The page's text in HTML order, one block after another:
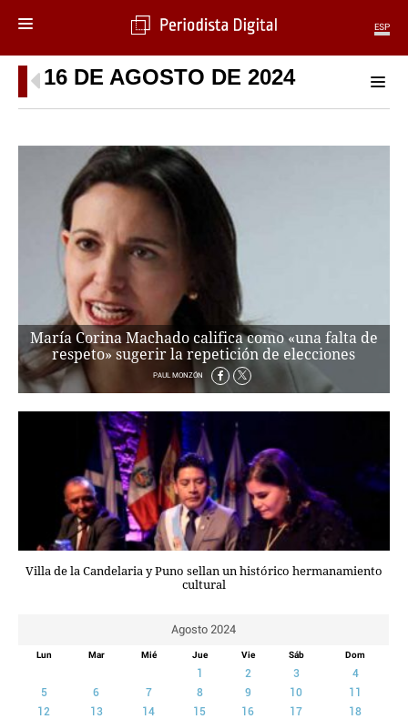
ESP
MENÚ
SECCIONES
MUNDO
PERIODISMO
ECONOMÍA
DEPORTES
CIENCIA
TECNOLOGÍA
CULTURA
TELEVISIÓN
GENTE
MAGAZINE
CRIMEN Y CASTIGO
MOTOR
RELIGION
TRAVELLERS
EXPERTOS
GASTRONOMÍA
SALUD
LA BURBUJA
16 DE AGOSTO DE 2024
María Corina Machado califica como «una falta de
respeto» sugerir la repetición de elecciones
PAUL MONZÓN
Villa de la Candelaria y Puno sellan un histórico hermanamiento
cultural
Agosto 2024
Lun Mar Mié Jue Vie Sáb Dom
2 3
4
5
6 7 8 9 10
12
13 14 15 16 17
18